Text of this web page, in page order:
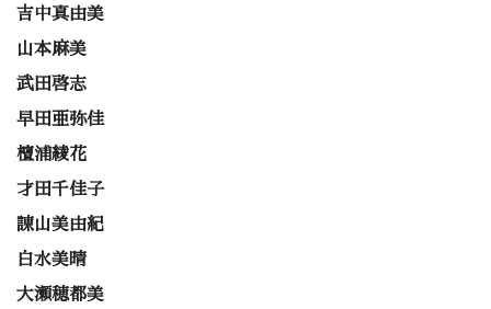
吉中真由美
山本麻美
武田啓志
早田亜弥佳
檀浦綾花
才田千佳子
諌山美由紀
白水美晴
大瀬穂都美